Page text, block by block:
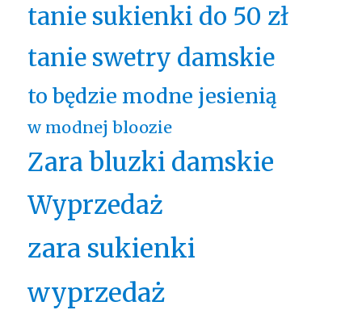
tanie sukienki do 50 zł
tanie swetry damskie
to będzie modne jesienią
w modnej bloozie
Zara bluzki damskie
Wyprzedaż
zara sukienki
wyprzedaż